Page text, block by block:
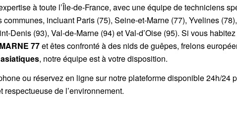
à toute l’Île-de-France, avec une équipe de techniciens
communes, incluant Paris (75), Seine-et-Marne (77), Yvelines
Denis (93), Val-de-Marne (94) et Val-d’Oise (95). Si vous habitez
77et êtes confronté à des nids de guêpes, frelons
, notre équipe est à votre disposition.
ou réservez en ligne sur notre plateforme disponible 24h/24
de l’environnement.